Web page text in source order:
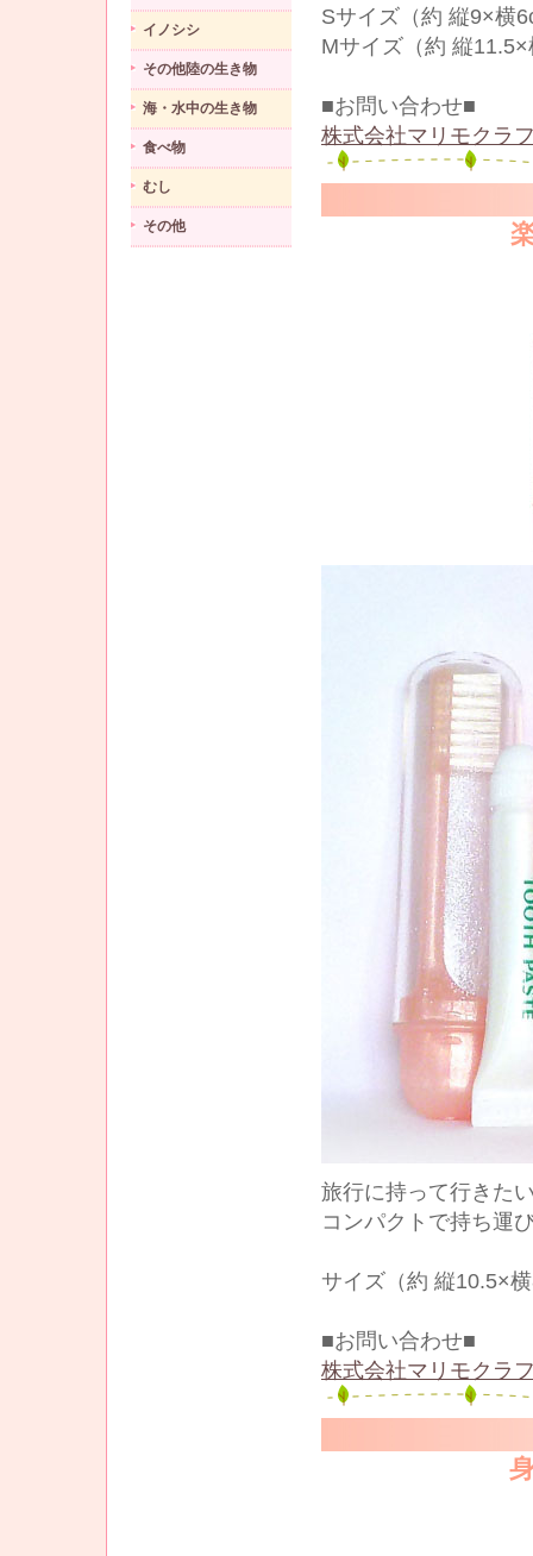
イノシシ
その他陸の生き物
海・水中の生き物
食べ物
むし
その他
Sサイズ（約 縦9×横
Mサイズ（約 縦
■お問い合わせ■
株式会社マリモクラ
旅行に持って行きた
コンパクトで持ち運
サイズ（約 縦10.5×
■お問い合わせ■
株式会社マリモクラ